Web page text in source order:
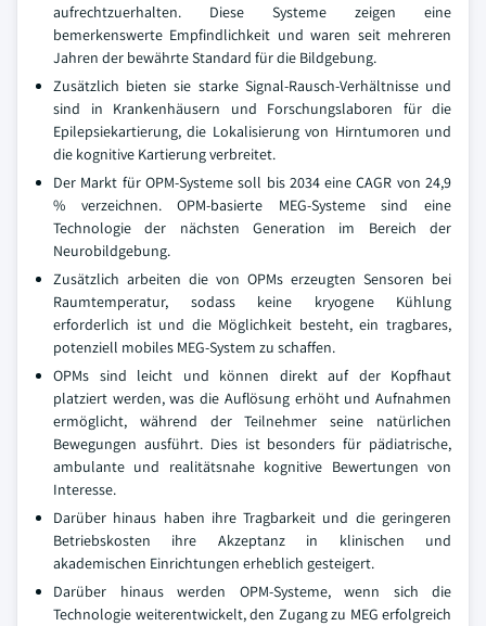
aufrechtzuerhalten. Diese Systeme zeigen eine
bemerkenswerte Empfindlichkeit und waren seit mehreren
Jahren der bewährte Standard für die Bildgebung.
Zusätzlich bieten sie starke Signal-Rausch-Verhältnisse und
sind in Krankenhäusern und Forschungslaboren für die
Epilepsiekartierung, die Lokalisierung von Hirntumoren und
die kognitive Kartierung verbreitet.
Der Markt für OPM-Systeme soll bis 2034 eine CAGR von 24,9
% verzeichnen. OPM-basierte MEG-Systeme sind eine
Technologie der nächsten Generation im Bereich der
Neurobildgebung.
Zusätzlich arbeiten die von OPMs erzeugten Sensoren bei
Raumtemperatur, sodass keine kryogene Kühlung
erforderlich ist und die Möglichkeit besteht, ein tragbares,
potenziell mobiles MEG-System zu schaffen.
OPMs sind leicht und können direkt auf der Kopfhaut
platziert werden, was die Auflösung erhöht und Aufnahmen
ermöglicht, während der Teilnehmer seine natürlichen
Bewegungen ausführt. Dies ist besonders für pädiatrische,
ambulante und realitätsnahe kognitive Bewertungen von
Interesse.
Darüber hinaus haben ihre Tragbarkeit und die geringeren
Betriebskosten ihre Akzeptanz in klinischen und
akademischen Einrichtungen erheblich gesteigert.
Darüber hinaus werden OPM-Systeme, wenn sich die
Technologie weiterentwickelt, den Zugang zu MEG erfolgreich